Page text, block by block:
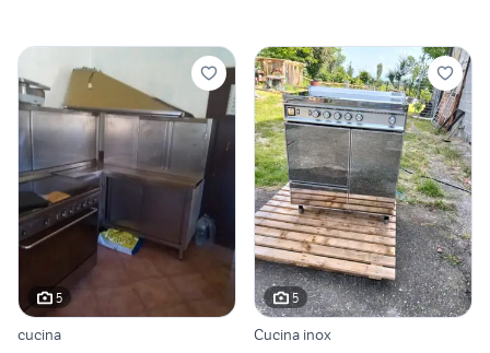
5
cucina
5
Cucina inox